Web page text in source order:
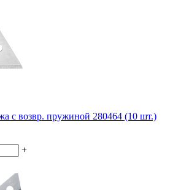
с возвр. пружиной 280464 (10 шт.)
+